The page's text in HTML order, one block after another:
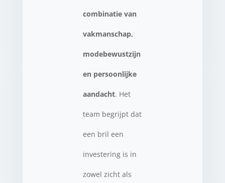
combinatie van
vakmanschap,
modebewustzijn
en persoonlijke
aandacht. Het
team begrijpt dat
een bril een
investering is in
zowel zicht als